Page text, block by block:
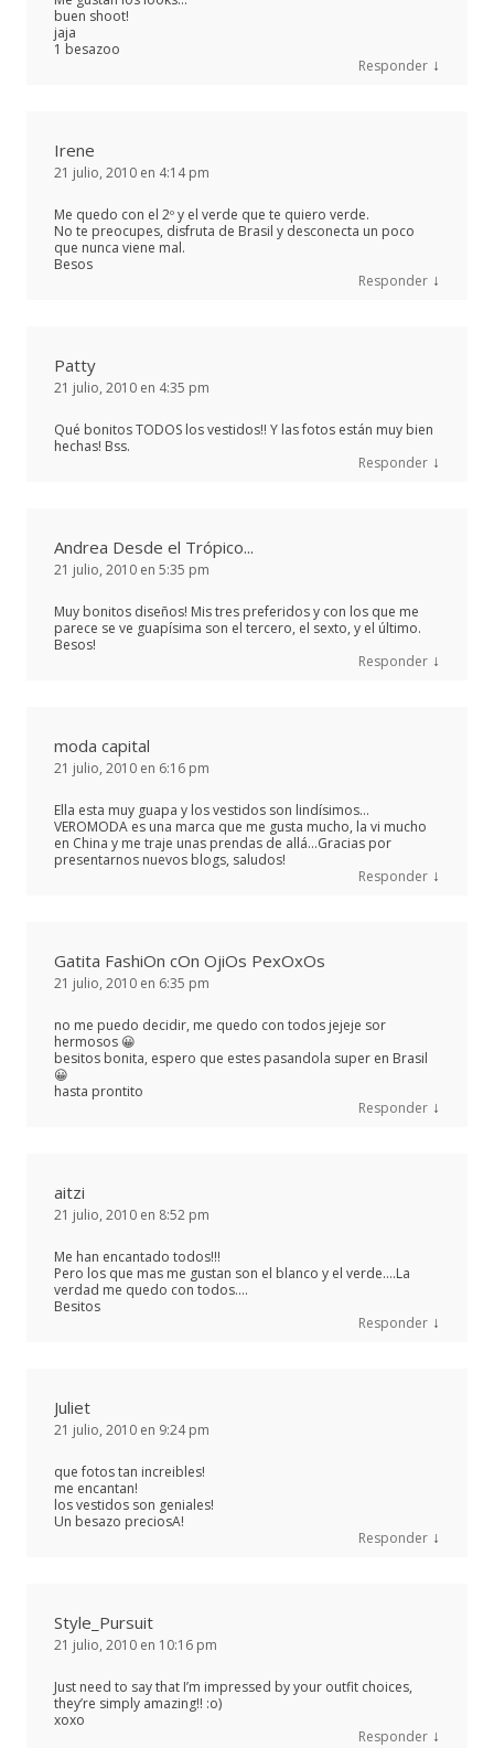
buen shoot!
jaja
1 besazoo
Responder ↓
Irene
21 julio, 2010 en 4:14 pm
Me quedo con el 2º y el verde que te quiero verde.
No te preocupes, disfruta de Brasil y desconecta un poco
que nunca viene mal.
Besos
Responder ↓
Patty
21 julio, 2010 en 4:35 pm
Qué bonitos TODOS los vestidos!! Y las fotos están muy bien
hechas! Bss.
Responder ↓
Andrea Desde el Trópico...
21 julio, 2010 en 5:35 pm
Muy bonitos diseños! Mis tres preferidos y con los que me
parece se ve guapísima son el tercero, el sexto, y el último.
Besos!
Responder ↓
moda capital
21 julio, 2010 en 6:16 pm
Ella esta muy guapa y los vestidos son lindísimos…
VEROMODA es una marca que me gusta mucho, la vi mucho
en China y me traje unas prendas de allá…Gracias por
presentarnos nuevos blogs, saludos!
Responder ↓
Gatita FashiOn cOn OjiOs PexOxOs
21 julio, 2010 en 6:35 pm
no me puedo decidir, me quedo con todos jejeje sor
hermosos 😀
besitos bonita, espero que estes pasandola super en Brasil
😀
hasta prontito
Responder ↓
aitzi
21 julio, 2010 en 8:52 pm
Me han encantado todos!!!
Pero los que mas me gustan son el blanco y el verde….La
verdad me quedo con todos….
Besitos
Responder ↓
Juliet
21 julio, 2010 en 9:24 pm
que fotos tan increibles!
me encantan!
los vestidos son geniales!
Un besazo preciosA!
Responder ↓
Style_Pursuit
21 julio, 2010 en 10:16 pm
Just need to say that I’m impressed by your outfit choices,
they’re simply amazing!! :o)
xoxo
Responder ↓